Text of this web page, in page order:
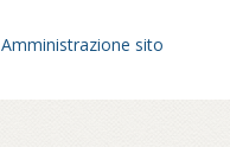
Amministrazione sito